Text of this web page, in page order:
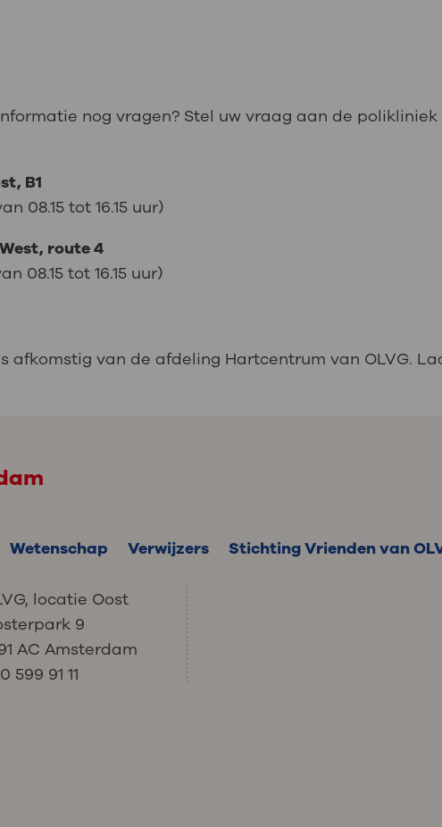
nog vragen? Stel uw vraag aan de polikliniek
B1
08.15 tot 16.15 uur)
route 4
08.15 tot 16.15 uur)
afkomstig van de afdeling Hartcentrum van OLVG.
Wetenschap Verwijzers Stichting Vrienden van
locatie Oost
9
AC Amsterdam
599 91 11